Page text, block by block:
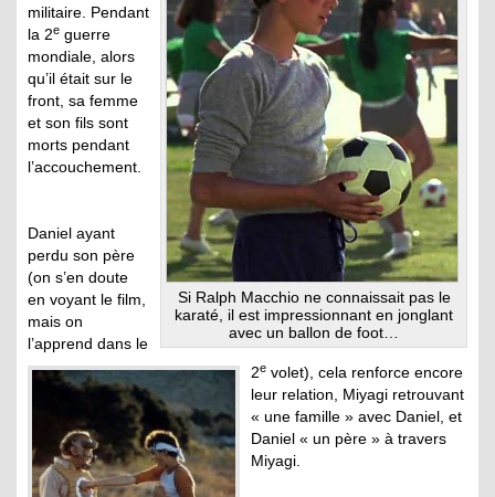
Si Ralph Macchio ne connaissait pas le
karaté, il est impressionnant en jonglant
avec un ballon de foot…
militaire. Pendant
la 2e guerre
mondiale, alors
qu’il était sur le
front, sa femme
et son fils sont
morts pendant
l’accouchement.
Daniel ayant
perdu son père
(on s’en doute
en voyant le film,
mais on
l’apprend dans le
2e volet), cela renforce encore
leur relation, Miyagi retrouvant
« une famille » avec Daniel, et
Daniel « un père » à travers
Miyagi.